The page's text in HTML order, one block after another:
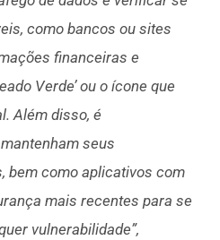
como bancos ou sites
financeiras e
Verde’ ou o ícone que
Além disso, é
seus
bem como aplicativos com
mais recentes para se
vulnerabilidade”,